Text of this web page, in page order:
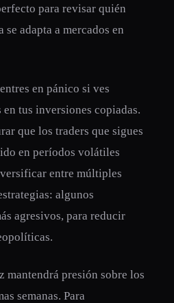
para revisar quién
adapta a mercados en
en pánico si ves
tus inversiones copiadas.
que los traders que sigues
en períodos volátiles
entre múltiples
algunos
agresivos, para reducir
mantendrá presión sobre los
semanas. Para